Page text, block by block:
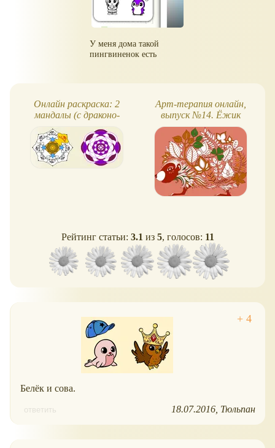
У меня дома такой
пингвиненок есть
Онлайн раскраска: 2
мандалы (с драконо-
львами и цветочная)
Арт-терапия онлайн,
выпуск №14. Ёжик
Рейтинг статьи: 3.1 из 5, голосов: 11
Белёк и сова.
ответить 18.07.2016 Тюльпан